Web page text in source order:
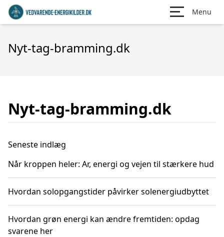
Menu
Nyt-tag-bramming.dk
Nyt-tag-bramming.dk
Seneste indlæg
Når kroppen heler: Ar, energi og vejen til stærkere hud
Hvordan solopgangstider påvirker solenergiudbyttet
Hvordan grøn energi kan ændre fremtiden: opdag
svarene her